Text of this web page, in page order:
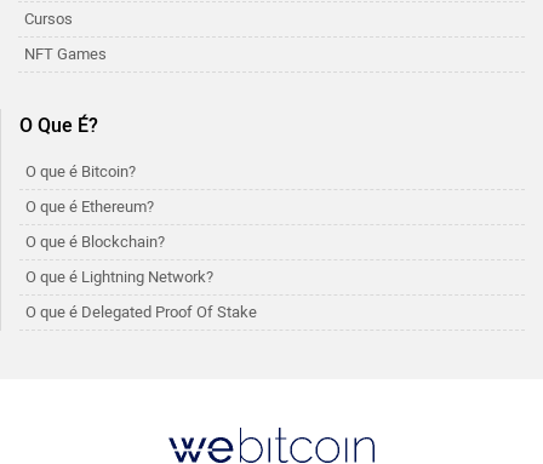
Cursos
NFT Games
O Que É?
O que é Bitcoin?
O que é Ethereum?
O que é Blockchain?
O que é Lightning Network?
O que é Delegated Proof Of Stake